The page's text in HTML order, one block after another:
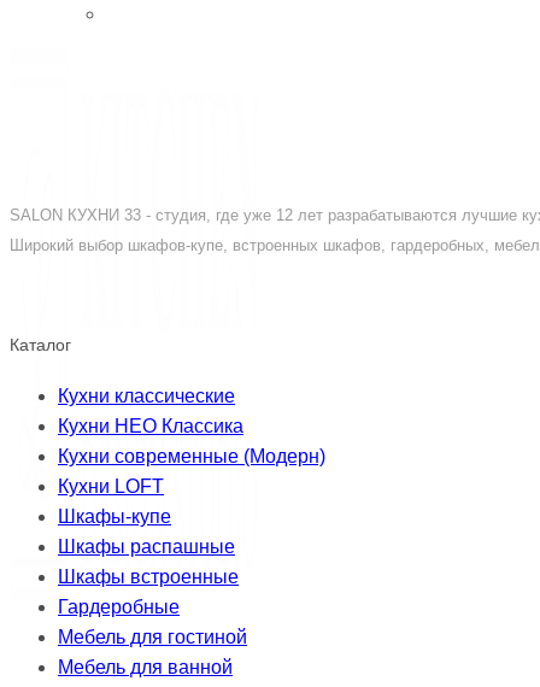
SALON КУХНИ 33 - студия, где уже 12 лет разрабатываются лучшие
Широкий выбор шкафов-купе, встроенных шкафов, гардеробных,
Каталог
Кухни классические
Кухни НЕО Классика
Кухни современные (Модерн)
Кухни LOFT
Шкафы-купе
Шкафы распашные
Шкафы встроенные
Гардеробные
Мебель для гостиной
Мебель для ванной